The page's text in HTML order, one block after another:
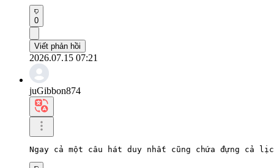
0
Viết phản hồi
2026.07.15 07:21
juGibbon874
Ngay cả một câu hát duy nhất cũng chứa đựng cả